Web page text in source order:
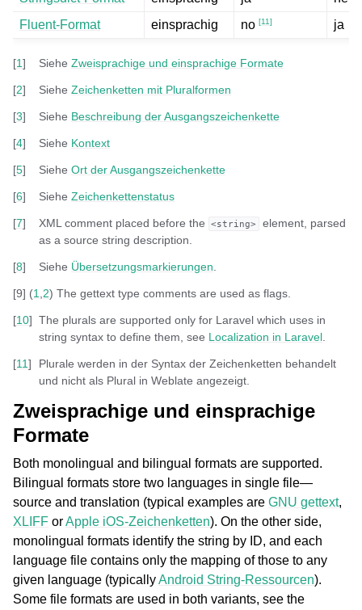
Fluent-Format
einsprachig no [11] ja
[1] Siehe Zweisprachige und einsprachige Formate
[2] Siehe Zeichenketten mit Pluralformen
[3] Siehe Beschreibung der Ausgangszeichenkette
[4] Siehe Kontext
[5] Siehe Ort der Ausgangszeichenkette
[6] Siehe Zeichenkettenstatus
[7] XML comment placed before the <string>
element, parsed
as a source string description.
[8] Siehe Übersetzungsmarkierungen
[9] (1 2) The gettext type comments are used as flags.
[10] The plurals are supported only for Laravel which uses in
string syntax to define them, see Localization in Laravel
[11]
Plurale werden in der Syntax der Zeichenketten behandelt
und nicht als Plural in Weblate angezeigt.
Zweisprachige und einsprachige
Formate
Both monolingual and bilingual formats are supported.
Bilingual formats store two languages in single file—
source and translation (typical examples are GNU gettext,
XLIFF orApple iOS-Zeichenketten). On the other side,
monolingual formats identify the string by ID, and each
language file contains only the mapping of those to any
given language (typicallyAndroid String-Ressourcen).
Some file formats are used in both variants, see the